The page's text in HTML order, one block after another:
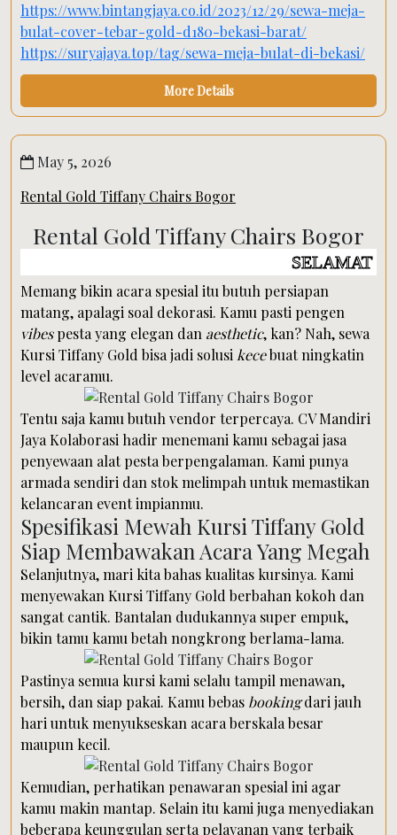
https://www.bintangjaya.co.id/2023/12/29/sewa-meja-
bulat-cover-tebar-gold-d180-bekasi-barat/
https://suryajaya.top/tag/sewa-meja-bulat-di-bekasi/
More Details
May 5, 2026
Rental Gold Tiffany Chairs Bogor
Rental Gold Tiffany Chairs Bogor
SELAMAT DATANG DI
Memang bikin acara spesial itu butuh persiapan
matang, apalagi soal dekorasi. Kamu pasti pengen
vibespesta yang elegan dan aesthetic, kan? Nah, sewa
Kursi Tiffany Gold bisa jadi solusi kecebuat ningkatin
level acaramu.
Tentu saja kamu butuh vendor terpercaya. CV Mandiri
Jaya Kolaborasi hadir menemani kamu sebagai jasa
penyewaan alat pesta berpengalaman. Kami punya
armada sendiri dan stok melimpah untuk memastikan
kelancaran event impianmu.
Spesifikasi Mewah Kursi Tiffany Gold
Siap Membawakan Acara Yang Megah
Selanjutnya, mari kita bahas kualitas kursinya. Kami
menyewakan Kursi Tiffany Gold berbahan kokoh dan
sangat cantik. Bantalan dudukannya super empuk,
bikin tamu kamu betah nongkrong berlama-lama.
Pastinya semua kursi kami selalu tampil menawan,
bersih, dan siap pakai. Kamu bebas bookingdari jauh
hari untuk menyukseskan acara berskala besar
maupun kecil.
Kemudian, perhatikan penawaran spesial ini agar
kamu makin mantap. Selain itu kami juga menyediakan
beberapa keunggulan serta pelayanan yang terbaik